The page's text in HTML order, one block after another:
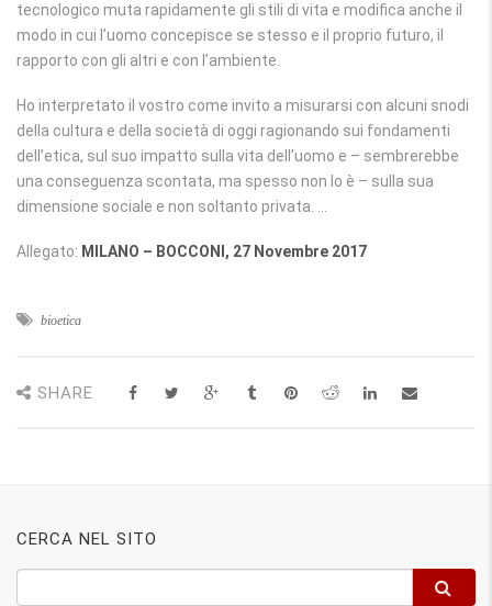
tecnologico muta rapidamente gli stili di vita e modifica anche il
modo in cui l’uomo concepisce se stesso e il proprio futuro, il
rapporto con gli altri e con l’ambiente.
Ho interpretato il vostro come invito a misurarsi con alcuni snodi
della cultura e della società di oggi ragionando sui fondamenti
dell’etica, sul suo impatto sulla vita dell’uomo e – sembrerebbe
una conseguenza scontata, ma spesso non lo è – sulla sua
dimensione sociale e non soltanto privata. …
Allegato: MILANO – BOCCONI, 27 Novembre 2017
bioetica
SHARE
CERCA NEL SITO